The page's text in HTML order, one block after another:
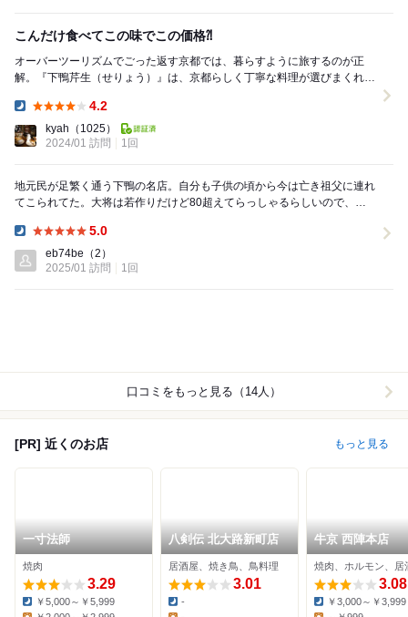
こんだけ食べてこの味でこの価格⁈
オーバーツーリズムでごった返す京都では、暮らすように旅するのが正
解。『下鴨芹生（せりょう）』は、京都らしく丁寧な料理が選びまくれる
4.2
kyah （1025）
2024/01 訪問
1回
地元民が足繁く通う下鴨の名店。自分も子供の頃から今は亡き祖父に連れ
てこられてた。大将は若作りだけど80超えてらっしゃるらしいので、な
5.0
eb74be （2）
2025/01 訪問
1回
口コミをもっと見る（14人）
[PR] 近くのお店 もっと見る
一寸法師
焼肉
3.29
Dinner:
￥5,000～￥5,999
八剣伝 北大路新町店
居酒屋、焼き鳥、鳥料理
3.01
Dinner:
-
牛京 西陣本店
焼肉、ホルモン、居
3.08
Dinner:
￥3,000～￥3,999